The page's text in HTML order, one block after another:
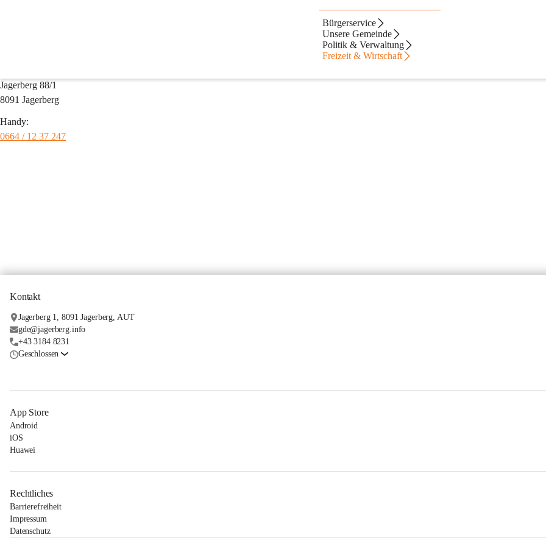
Bürgerservice
Unsere Gemeinde
Politik & Verwaltung
Freizeit & Wirtschaft
Jagerberg 88/1
8091 Jagerberg
Handy:
0664 / 12 37 247
Kontakt
Jagerberg 1, 8091 Jagerberg, AUT
gde@jagerberg.info
+43 3184 8231
Geschlossen
App Store
Android
iOS
Huawei
Rechtliches
Barrierefreiheit
Impressum
Datenschutz